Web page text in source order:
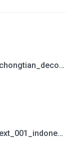
hot_qiuchang_tiantai_niuqichongtian_decoration_03_day.ab
hot_ui_dynamic_warmup_text_001_indonesian.ab